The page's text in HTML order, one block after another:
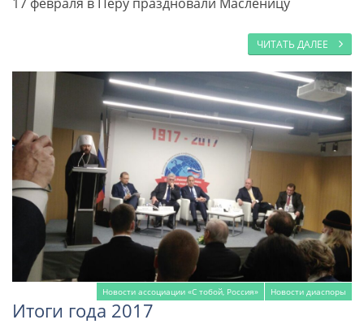
ЧИТАТЬ ДАЛЕЕ
Новости ассоциации «С тобой, Россия» Новости диаспоры
Итоги года 2017